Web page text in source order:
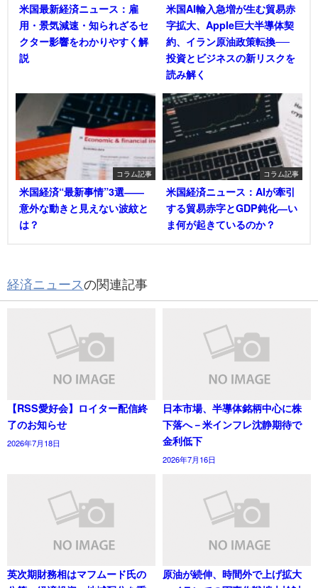
米国最新経済ニュース：雇
用・景気減速・知られざるセ
クター影響をわかりやすく解
説
米国AI輸入急増が生む貿易赤
字拡大、Apple巨大半導体契
約、イラン原油政策転換──
投資とビジネスの新リスクを
読み解く
コラム記事
米国経済“最新事情”3選――
意外な動きと見えない波紋と
は？
コラム記事
米国経済ニュース：AIが牽引
する貿易赤字とGDP鈍化―い
ま何が起きているのか？
経済ニュースの関連記事
【RSS愛好会】ロイター配信終
了のお知らせ
2026年7月18日
日本市場、半導体銘柄中心に株
下落へ－米インフレ沈静期待で
金利低下
2026年7月16日
英次期財務相はマフムード氏の
原油が続伸、時間外で上げ拡大